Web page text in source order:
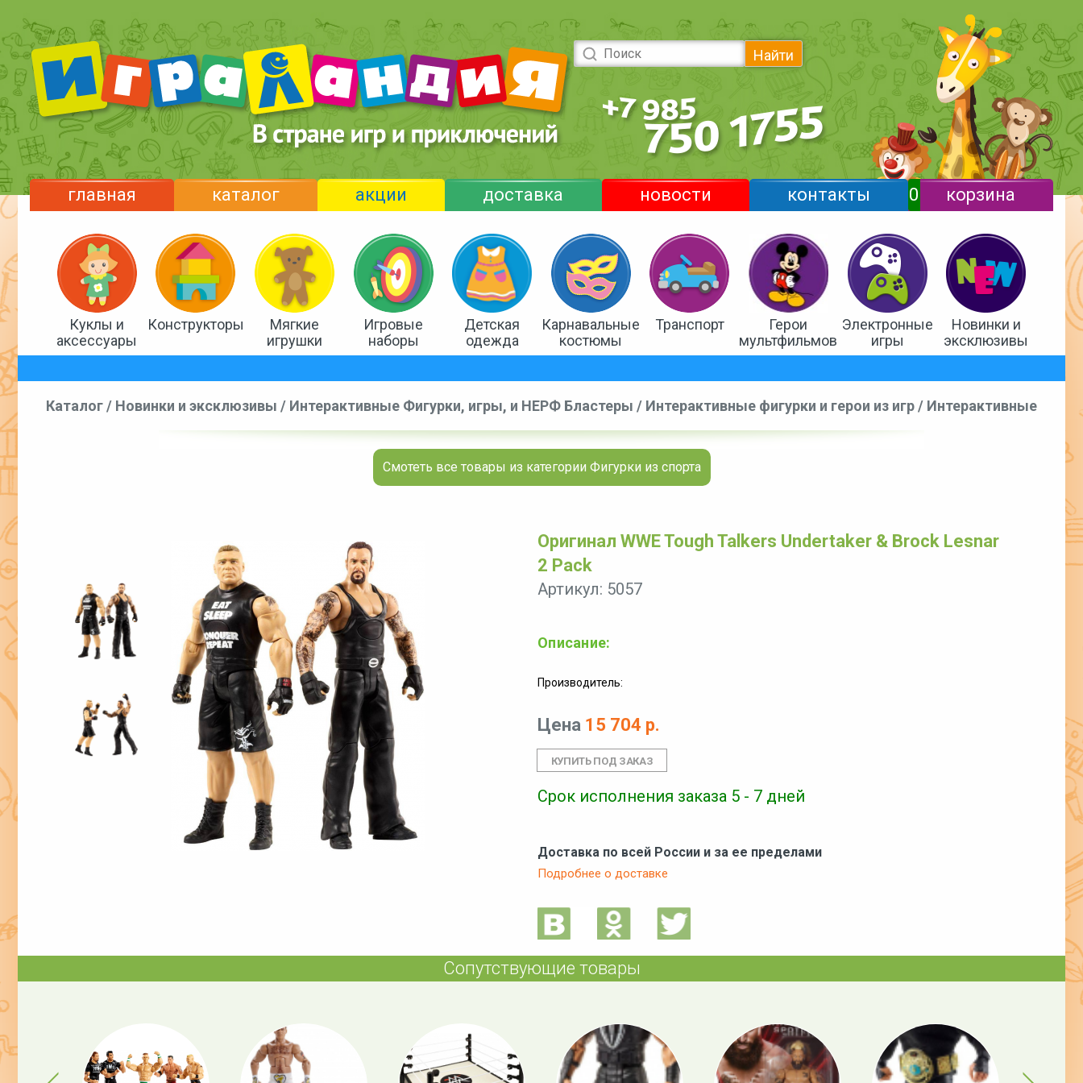
Найти
главная каталог акции доставка новости контакты 0 корзина
Куклы и
аксессуары
Конструкторы
Мягкие
игрушки
Игровые
наборы
Детская
одежда
Карнавальные
костюмы
Транспорт
Герои
мультфильмов
Электронные
игры
Новинки и
эксклюзивы
Каталог / Новинки и эксклюзивы / Интерактивные Фигурки, игры, и НЕРФ Бластеры / Интерактивные фигурки и герои из игр / Интерактивные
фигурки и игровые наборы/ WWE Tough Talkers Undertaker & Brock Lesnar 2 Pack
Смотеть все товары из категории Фигурки из спорта
Оригинал WWE Tough Talkers Undertaker & Brock Lesnar
2 Pack
Артикул: 5057
Описание:
Производитель:
Цена 15 704 р.
Срок исполнения заказа 5 - 7 дней
Доставка по всей России и за ее пределами
Подробнее о доставке
Сопутствующие товары